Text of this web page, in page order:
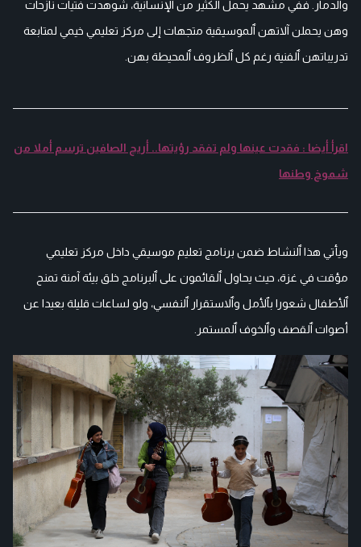
وٱلدمار. ففي مشهد يحمل ٱلكثير من ٱلإنسانية، شوهدت فتيات نازحات
وهن يحملن آلاتهن ٱلموسيقية متجهات إلى مركز تعليمي خيمي لمتابعة
تدريباتهن ٱلفنية رغم كل ٱلظروف ٱلمحيطة بهن.
اقرأ أيضا : فقدت عينها ولم تفقد رؤيتها.. أريج الصافين ترسم أملا من
شموخ وطنها
ويأتي هذا ٱلنشاط ضمن برنامج تعليم موسيقي داخل مركز تعليمي
مؤقت في غزة، حيث يحاول ٱلقائمون على ٱلبرنامج خلق بيئة آمنة تمنح
ٱلأطفال شعورا بٱلأمل وٱلاستقرار ٱلنفسي، ولو لساعات قليلة بعيدا عن
أصوات ٱلقصف وٱلخوف ٱلمستمر.